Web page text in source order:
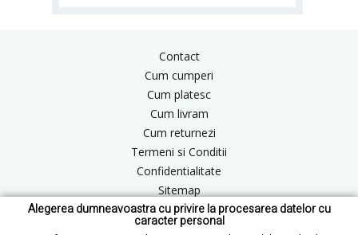
Alegerea dumneavoastra cu privire la procesarea datelor cu
caracter personal
Contact
Cum cumperi
Cum platesc
Cum livram
Cum returnezi
Termeni si Conditii
Confidentialitate
Sitemap
Blog
ANPC